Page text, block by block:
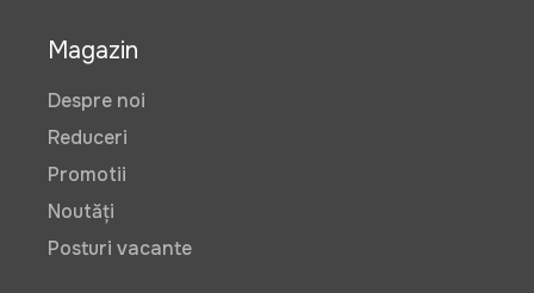
Magazin
Despre noi
Reduceri
Promotii
Noutăți
Posturi vacante